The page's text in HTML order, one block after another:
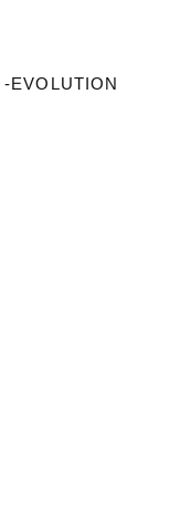
EVOLUTION